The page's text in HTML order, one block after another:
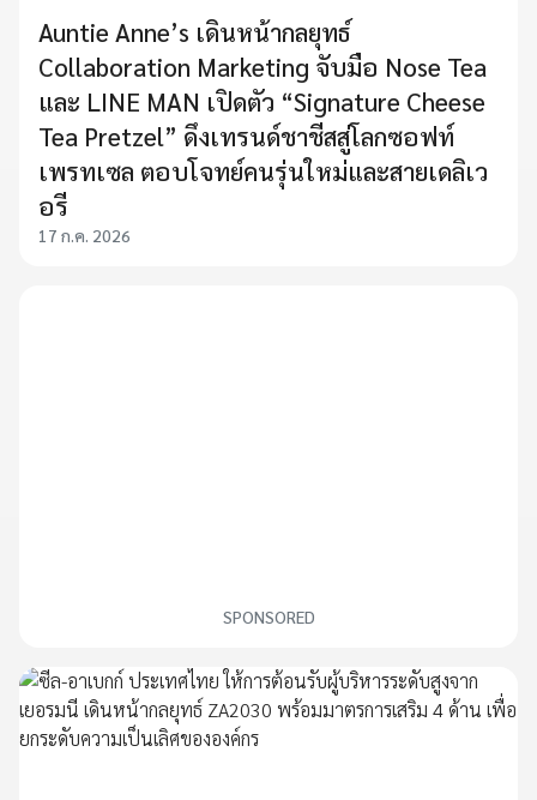
Auntie Anne’s เดินหน้ากลยุทธ์
Collaboration Marketing จับมือ Nose Tea
และ LINE MAN เปิดตัว “Signature Cheese
Tea Pretzel” ดึงเทรนด์ชาชีสสู่โลกซอฟท์
เพรทเซล ตอบโจทย์คนรุ่นใหม่และสายเดลิเว
อรี
17 ก.ค. 2026
SPONSORED